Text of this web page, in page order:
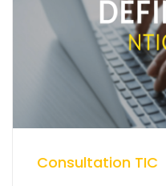
Consultation TIC